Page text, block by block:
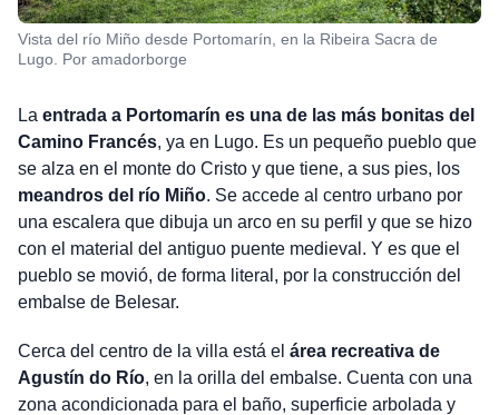
Vista del río Miño desde Portomarín, en la Ribeira Sacra de
Lugo. Por amadorborge
La entrada a Portomarín es una de las más bonitas del
Camino Francés, ya en Lugo. Es un pequeño pueblo que
se alza en el monte do Cristo y que tiene, a sus pies, los
meandros del río Miño. Se accede al centro urbano por
una escalera que dibuja un arco en su perfil y que se hizo
con el material del antiguo puente medieval. Y es que el
pueblo se movió, de forma literal, por la construcción del
embalse de Belesar.
Cerca del centro de la villa está el área recreativa de
Agustín do Río, en la orilla del embalse. Cuenta con una
zona acondicionada para el baño, superficie arbolada y